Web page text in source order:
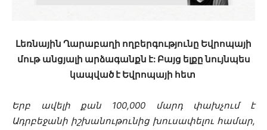
Լեռնային Ղարաբաղի ողբերգությունը Եվրոպայի
մութ անցյալի արձագանքն է: Բայց ելքը նույնպես
կապված է Եվրոպայի հետ
Երբ ավելի քան 100,000 մարդ փախչում է
Ադրբեջանի իշխանութունից խուսափելու համար,